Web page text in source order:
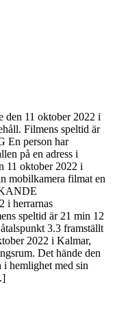
11 oktober 2022 i
Filmens speltid är
En person har
på en adress i
11 oktober 2022 i
mobilkamera filmat en
i herrarnas
speltid är 21 min 12
3.3 framställt
2022 i Kalmar,
Det hände den
hemlighet med sin